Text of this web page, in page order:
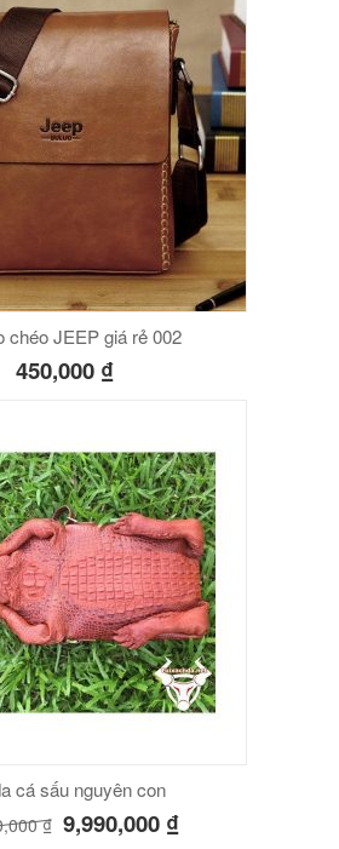
chéo JEEP giá rẻ 002
450,000 ₫
cá sấu nguyên con
₫ 9,990,000 ₫